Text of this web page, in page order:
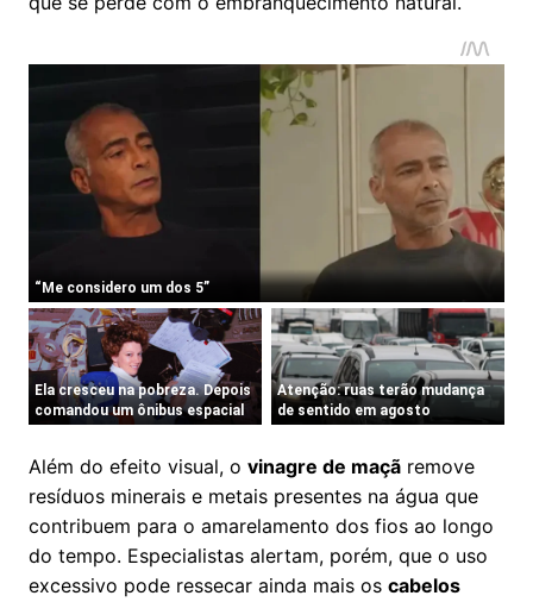
Além do efeito visual, o vinagre de maçã remove
resíduos minerais e metais presentes na água que
contribuem para o amarelamento dos fios ao longo
do tempo. Especialistas alertam, porém, que o uso
excessivo pode ressecar ainda mais os cabelos